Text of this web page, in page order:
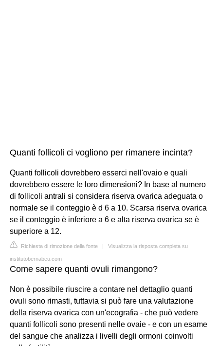
Quanti follicoli ci vogliono per rimanere incinta?
Quanti follicoli dovrebbero esserci nell'ovaio e quali
dovrebbero essere le loro dimensioni? In base al numero
di follicoli antrali si considera riserva ovarica adeguata o
normale se il conteggio è d 6 a 10. Scarsa riserva ovarica
se il conteggio è inferiore a 6 e alta riserva ovarica se è
superiore a 12.
Richiesta di rimozione della fonte | Visualizza la risposta completa su
institutobernabeu.com
Come sapere quanti ovuli rimangono?
Non è possibile riuscire a contare nel dettaglio quanti
ovuli sono rimasti, tuttavia si può fare una valutazione
della riserva ovarica con un'ecografia - che può vedere
quanti follicoli sono presenti nelle ovaie - e con un esame
del sangue che analizza i livelli degli ormoni coinvolti